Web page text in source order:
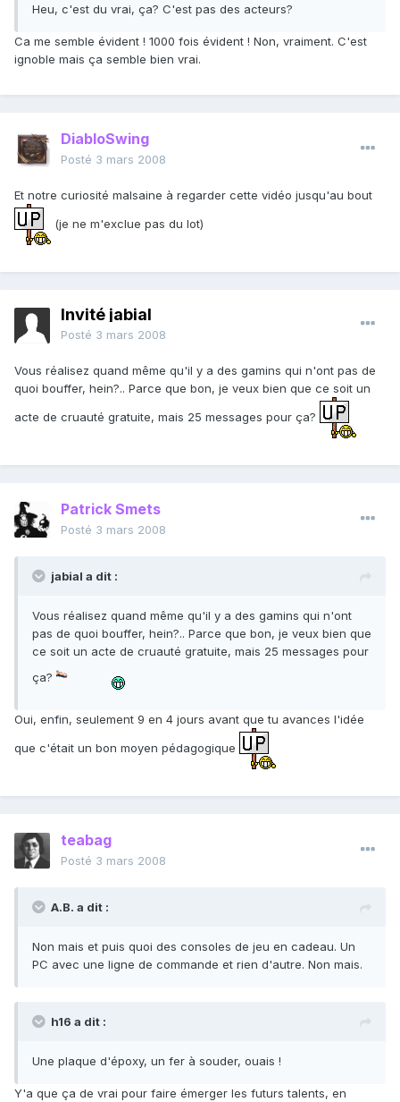
Heu, c'est du vrai, ça? C'est pas des acteurs?
Ca me semble évident ! 1000 fois évident ! Non, vraiment. C'est
ignoble mais ça semble bien vrai.
DiabloSwing
Posté 3 mars 2008
Et notre curiosité malsaine à regarder cette vidéo jusqu'au bout
(je ne m'exclue pas du lot)
Invité jabial
Posté 3 mars 2008
Vous réalisez quand même qu'il y a des gamins qui n'ont pas de
quoi bouffer, hein?.. Parce que bon, je veux bien que ce soit un
acte de cruauté gratuite, mais 25 messages pour ça?
Patrick Smets
Posté 3 mars 2008
jabial a dit :
Vous réalisez quand même qu'il y a des gamins qui n'ont
pas de quoi bouffer, hein?.. Parce que bon, je veux bien que
ce soit un acte de cruauté gratuite, mais 25 messages pour
ça?
Oui, enfin, seulement 9 en 4 jours avant que tu avances l'idée
que c'était un bon moyen pédagogique
teabag
Posté 3 mars 2008
A.B. a dit :
Non mais et puis quoi des consoles de jeu en cadeau. Un
PC avec une ligne de commande et rien d'autre. Non mais.
h16 a dit :
Une plaque d'époxy, un fer à souder, ouais !
Y'a que ça de vrai pour faire émerger les futurs talents, en